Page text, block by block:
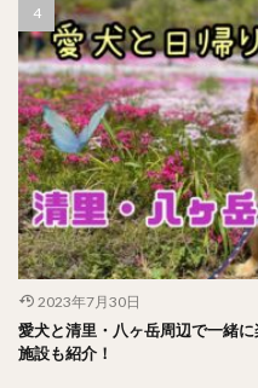
2023年7月30日
愛犬と清里・八ヶ岳周辺で一緒
施設も紹介！